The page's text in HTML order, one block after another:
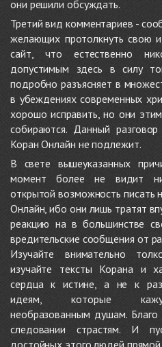
они решили обсуждать.
Третий вид комментариев -
желающих протолкнуть свою
сайт, что естественно
допустимым здесь в силу
подробно разъясняет в
в убеждениях современных
хорошо исправить, но они
собираются. Данный
Коран Онлайн не подлежит.
В свете вышеуказанных
момент более не видит
открытой возможность писать
Онлайн, ибо они лишь тратят
реакцию на в большинстве
вредительские сообщения от
Изучайте внимательно
изучайте тексты Корана и
сердца к истине, а не к
идеям, которые
необразованным душам.
следовании страстям. И